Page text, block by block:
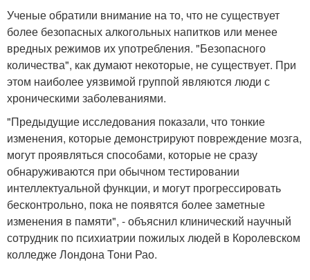
Ученые обратили внимание на то, что не существует
более безопасных алкогольных напитков или менее
вредных режимов их употребления. "Безопасного
количества", как думают некоторые, не существует. При
этом наиболее уязвимой группой являются люди с
хроническими заболеваниями.
"Предыдущие исследования показали, что тонкие
изменения, которые демонстрируют повреждение мозга,
могут проявляться способами, которые не сразу
обнаруживаются при обычном тестировании
интеллектуальной функции, и могут прогрессировать
бесконтрольно, пока не появятся более заметные
изменения в памяти", - объяснил клинический научный
сотрудник по психиатрии пожилых людей в Королевском
колледже Лондона Тони Рао.